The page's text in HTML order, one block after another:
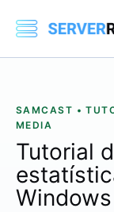
SAMCAST •
MEDIA
Tutorial